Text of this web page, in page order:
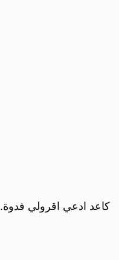
كاعد ادعي اقرولي فدوة.